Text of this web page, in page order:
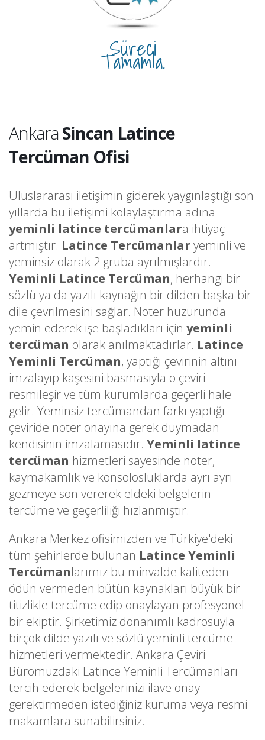
Süreci
Tamamla.
AnkaraSincan Latince
Tercüman Ofisi
Uluslararası iletişimin giderek yaygınlaştığı son
yıllarda bu iletişimi kolaylaştırma adına
yeminli latince tercümanlara ihtiyaç
artmıştır. Latince Tercümanlar yeminli ve
yeminsiz olarak 2 gruba ayrılmışlardır.
Yeminli Latince Tercüman, herhangi bir
sözlü ya da yazılı kaynağın bir dilden başka bir
dile çevrilmesini sağlar. Noter huzurunda
yemin ederek işe başladıkları için yeminli
tercüman olarak anılmaktadırlar. Latince
Yeminli Tercüman, yaptığı çevirinin altını
imzalayıp kaşesini basmasıyla o çeviri
resmileşir ve tüm kurumlarda geçerli hale
gelir. Yeminsiz tercümandan farkı yaptığı
çeviride noter onayına gerek duymadan
kendisinin imzalamasıdır. Yeminli latince
tercüman hizmetleri sayesinde noter,
kaymakamlık ve konsolosluklarda ayrı ayrı
gezmeye son vererek eldeki belgelerin
tercüme ve geçerliliği hızlanmıştır.
Ankara Merkez ofisimizden ve Türkiye'deki
tüm şehirlerde bulunan Latince Yeminli
Tercümanlarımız bu minvalde kaliteden
ödün vermeden bütün kaynakları büyük bir
titizlikle tercüme edip onaylayan profesyonel
bir ekiptir. Şirketimiz donanımlı kadrosuyla
birçok dilde yazılı ve sözlü yeminli tercüme
hizmetleri vermektedir. Ankara Çeviri
Büromuzdaki Latince Yeminli Tercümanları
tercih ederek belgelerinizi ilave onay
gerektirmeden istediğiniz kuruma veya resmi
makamlara sunabilirsiniz.